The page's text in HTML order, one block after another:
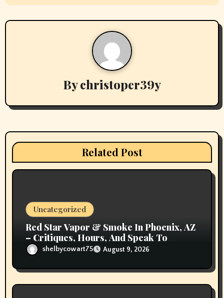
n
a
a
t
o
Bychristoper39y
Related Post
Uncategorized
Red Star Vapor & Smoke In Phoenix, AZ
– Critiques, Hours, And Speak To
Detailsshelbycowart75 August 9, 2026